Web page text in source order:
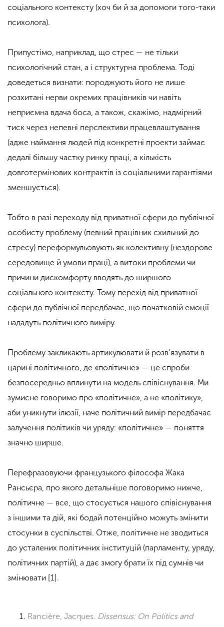
соціального контексту (хоч би й за допомоги того-таки
психолога).
Припустімо, наприклад, що стрес — не тільки
психологічний стан, а і структурна проблема. Тоді
доведеться визнати: породжують його не лише
розхитані нерви окремих працівників чи навіть
неприємна вдача боса, а також, скажімо, надмірний
тиск через непевні перспективи працевлаштування
(адже наймання людей під конкретні проекти займає
дедалі більшу частку ринку праці, а кількість
довготермінових контрактів із соціальними гарантіями
зменшується).
Тобто в разі переходу від приватної сфери до публічної
особисту проблему (певний працівник схильний до
стресу) переформульовують як колективну (нездорове
середовище й умови праці), а витоки проблеми чи
причини дискомфорту вводять до ширшого
соціального контексту. Тому перехід від приватної
сфери до публічної передбачає, що початковій емоції
нададуть політичного виміру.
Проблему закликають артикулювати й розв’язувати в
царині політичного, де «політичне» — це спроби
безпосередньо вплинути на модель співіснування. Ми
зумисне говоримо про «політичне», а не «політику»,
аби уникнути ілюзії, наче політичний вимір передбачає
залучення політиків чи уряду: «політичне» — поняття
значно ширше.
Перефразовуючи французького філософа Жака
Рансьєра, про якого детальніше поговоримо нижче,
політичне — все, що стосується нашого співіснування
з іншими та дій, які бодай потенційно можуть змінити
стосунки в суспільстві. Отже, політичне не зводиться
до усталених політичних інституцій (парламенту, уряду,
політичних партій), а дає змогу брати їх під сумнів чи
змінювати [1].
Rancière, Jacques. Dissensus: On Politics and